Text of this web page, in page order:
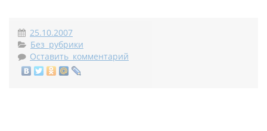
25.10.2007
Без рубрики
Оставить комментарий